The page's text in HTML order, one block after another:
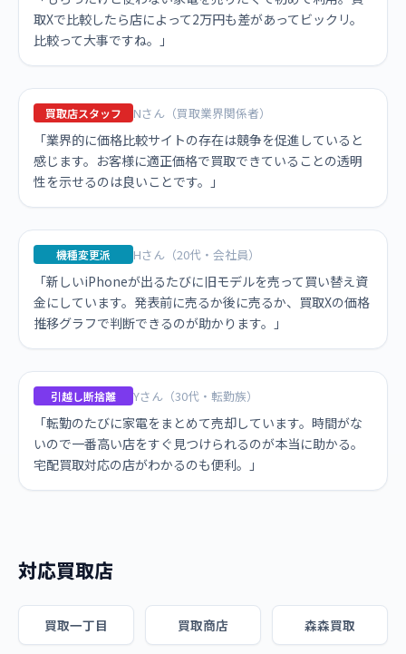
取Xで比較したら店によって2万円も差があってビックリ。
比較って大事ですね。」
買取店スタッフ Nさん（買取業界関係者）
「業界的に価格比較サイトの存在は競争を促進していると
感じます。お客様に適正価格で買取できていることの透明
性を示せるのは良いことです。」
機種変更派 Hさん（20代・会社員）
「新しいiPhoneが出るたびに旧モデルを売って買い替え資
金にしています。発表前に売るか後に売るか、買取Xの価格
推移グラフで判断できるのが助かります。」
引越し断捨離 Yさん（30代・転勤族）
「転勤のたびに家電をまとめて売却しています。時間がな
いので一番高い店をすぐ見つけられるのが本当に助かる。
宅配買取対応の店がわかるのも便利。」
対応買取店
買取一丁目 買取商店 森森買取